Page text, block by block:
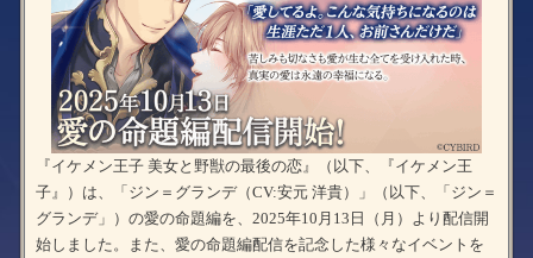
『イケメン王子 美女と野獣の最後の恋』（以下、『イケメン王
子』）は、「ジン＝グランデ（CV:安元 洋貴）」（以下、「ジン＝
グランデ」）の愛の命題編を、2025年10月13日（月）より配信開
始しました。また、愛の命題編配信を記念した様々なイベントを